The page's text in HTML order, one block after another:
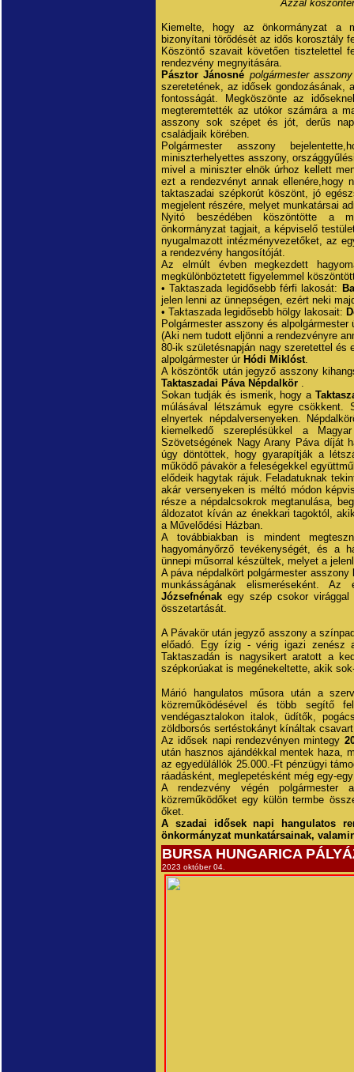
Azzal
Kiemelte, hogy az önkormányzat a
bizonyítani törődését az idős korosztály
Köszöntő szavait követően tisztelettel
rendezvény megnyitására.
Pásztor Jánosné polgármester asszony
szeretetének, az idősek gondozásának,
fontosságát. Megköszönte az
megteremtették az utókor számára a
asszony sok szépet és jót, derűs
családjaik körében.
Polgármester asszony
miniszterhelyettes asszony,
mivel a miniszter elnök úrhoz kellett
ezt a rendezvényt annak ellenére,hogy
taktaszadai szépkorút köszönt, jó
megjelent részére, melyet munkatársai
Nyitó beszédében köszöntötte a
önkormányzat tagjait, a képviselő
nyugalmazott intézményvezetőket, az
a rendezvény hangosítóját.
Az elmúlt évben megkezdett
megkülönböztetett figyelemmel
• Taktaszada legidősebb férfi lakosát:
jelen lenni az ünnepségen, ezért neki
• Taktaszada legidősebb hölgy lakosait:
Polgármester asszony és
(Aki nem tudott eljönni a rendezvényre
80-ik születésnapján nagy szeretettel és
alpolgármester úr Hódi Miklóst.
A köszöntők után jegyző asszony
Taktaszadai Páva Népdalkör .
Sokan tudják és ismerik, hogy a
múlásával létszámuk egyre csökkent.
elnyertek népdalversenyeken.
kiemelkedő szereplésükkel a
Szövetségének Nagy Arany Páva díját
úgy döntöttek, hogy gyarapítják a
működő pávakör a feleségekkel
elődeik hagytak rájuk. Feladatuknak
akár versenyeken is méltó módon
része a népdalcsokrok megtanulása,
áldozatot kíván az énekkari tagoktól,
a Művelődési Házban.
A továbbiakban is mindent
hagyományőrző tevékenységét, és a
ünnepi műsorral készültek, melyet a
A páva népdalkört polgármester
munkásságának elismeréseként. Az
Józsefnénak egy szép csokor
összetartását.
A Pávakör után jegyző asszony a
előadó. Egy ízig - vérig igazi zenész
Taktaszadán is nagysikert aratott a
szépkorúakat is megénekeltette, akik
Márió hangulatos műsora után a
közreműködésével és több segítő
vendégasztalokon italok, üdítők,
zöldborsós sertéstokányt kínáltak
Az idősek napi rendezvényen mintegy
után hasznos ajándékkal mentek haza,
az egyedülállók 25.000.-Ft pénzügyi
ráadásként, meglepetésként még egy-
A rendezvény végén polgármester
közreműködőket egy külön termbe
őket.
A szadai idősek napi hangulatos
önkormányzat munkatársainak,
BURSA HUNGARICA
2023 október 04.